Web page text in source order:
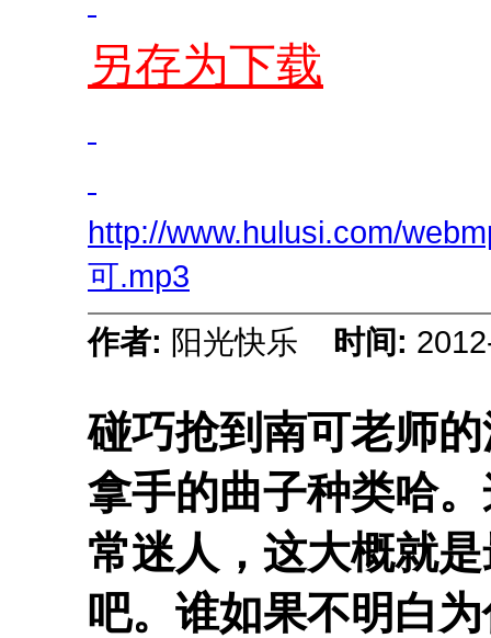
另存为下载
http://www.hulusi.com/
可.mp3
作者: 阳光快乐 时间:
碰巧抢到南可老师
拿手的曲子种类哈
常迷人，这大概就
吧。谁如果不明白